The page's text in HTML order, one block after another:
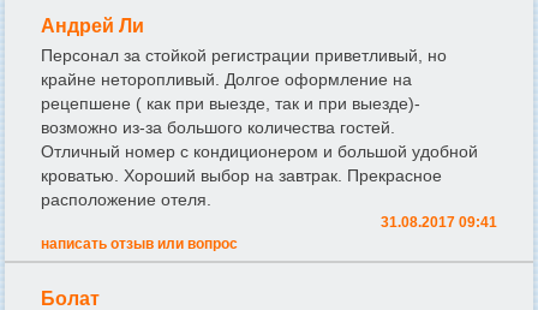
Андрей Ли
Персонал за стойкой регистрации приветливый, но
крайне неторопливый. Долгое оформление на
рецепшене ( как при выезде, так и при выезде)-
возможно из-за большого количества гостей.
Отличный номер с кондиционером и большой удобной
кроватью. Хороший выбор на завтрак. Прекрасное
расположение отеля.
31.08.2017 09:41
написать отзыв или вопрос
Болат